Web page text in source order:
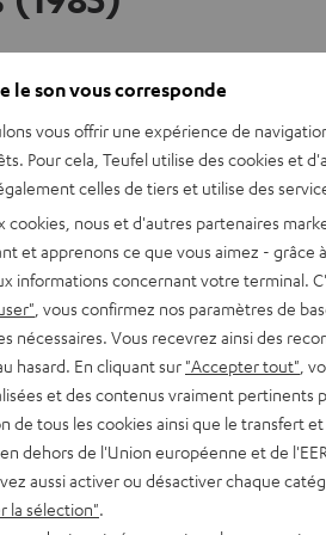
de Summer of ’69
neuf ans en 1969. Interrogé à ce
la chanson ne contiennent aucune
vos hits préférés.
de YouTube
le son vous corresponde
vous offrir une expérience de
Pour cela, Teufel utilise des cookies et
celles de tiers et utilise des
cookies, nous et d'autres partenaires
et apprenons ce que vous aimez -
informations concernant votre terminal.
, vous confirmez nos paramètres de
nécessaires. Vous recevrez ainsi des
hasard. En cliquant sur "Accepter tout" ,
et des contenus vraiment pertinents
de tous les cookies ainsi que le transfert
dehors de l'Union européenne et de
aussi activer ou désactiver chaque
la sélection".